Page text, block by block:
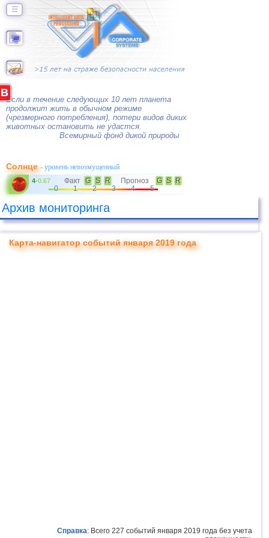
☰
Если в течение следующих 10 лет планета
продолжит жить в обычном режиме
(чрезмерного потребления), потери видов диких
животных остановить не удастся.
Всемирный фонд дикой природы
Солнце- уровень невозмущенный
4-0.67 Факт G S R Прогноз G S
R
0
1 2 3 4 5
Архив мониторинга
B
Карта-навигатор событий января 2019 года
Справка: Всего 227 событий января 2019 года без учета